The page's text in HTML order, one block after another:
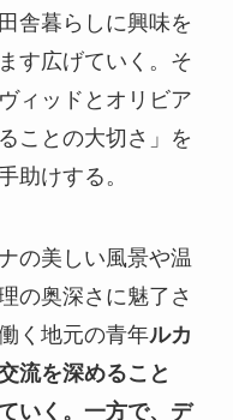
舎暮らしに興味を
す広げていく。そ
ィッドとオリビア
ことの大切さ」を
助けする。
の美しい風景や温
の奥深さに魅了さ
く地元の青年ルカ
流を深めること
いく。一方で、デ